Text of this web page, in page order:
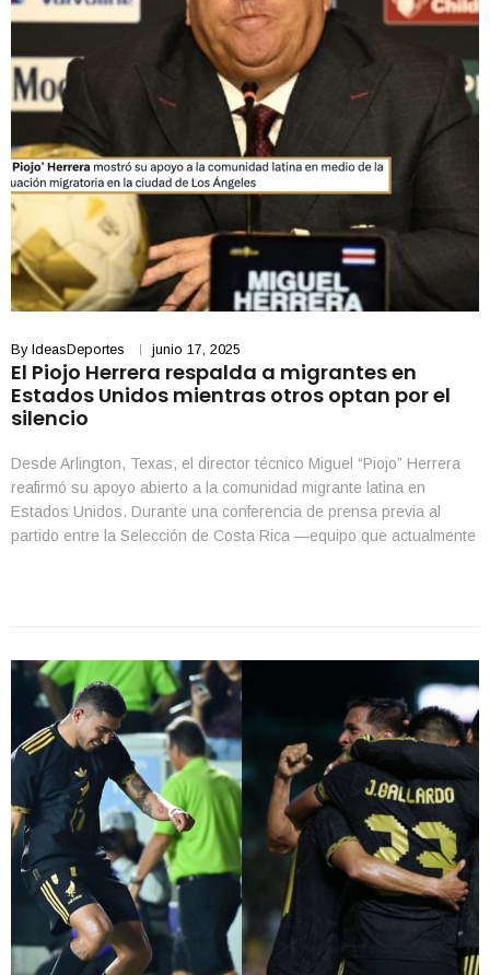
By IdeasDeportes junio 17, 2025
El Piojo Herrera respalda a migrantes en
Estados Unidos mientras otros optan por el
silencio
Desde Arlington, Texas, el director técnico Miguel “Piojo” Herrera
reafirmó su apoyo abierto a la comunidad migrante latina en
Estados Unidos. Durante una conferencia de prensa previa al
partido entre la Selección de Costa Rica —equipo que actualmente